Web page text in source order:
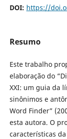
DOI: https://
Resumo
Este trabalho
elaboração do
XXI: um guia da
sinônimos e
Word Finder”
esta autora. O
características